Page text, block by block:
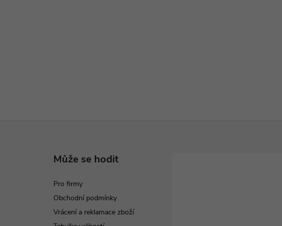
Může se hodit
Pro firmy
Obchodní podmínky
Vrácení a reklamace zboží